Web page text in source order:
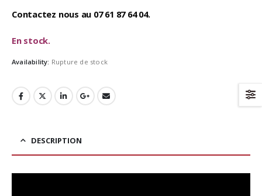
Contactez nous au 07 61 87 64 04.
En stock.
Availability: Rupture de stock
DESCRIPTION